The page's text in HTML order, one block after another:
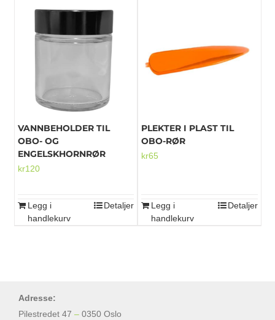
VANNBEHOLDER TIL
OBO- OG
ENGELSKHORNRØR
kr120
Legg i
handlekurv
Detaljer
PLEKTER I PLAST TIL
OBO-RØR
kr65
Legg i
handlekurv
Detaljer
Adresse:
Pilestredet 47 – 0350 Oslo